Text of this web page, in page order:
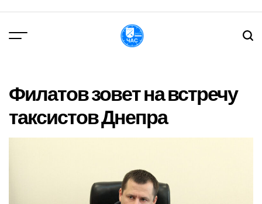
вмісту
Филатов зовет на встречу
таксистов Днепра